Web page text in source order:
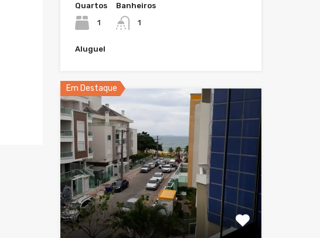
Quartos
1
Banheiros
1
Aluguel
Em Destaque